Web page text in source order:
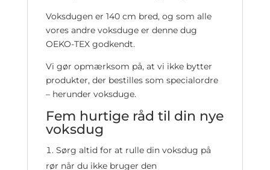
Voksdugen er 140 cm bred, og som alle
vores andre voksduge er denne dug
OEKO-TEX godkendt.
Vi gør opmærksom på, at vi ikke bytter
produkter, der bestilles som specialordre
– herunder voksduge.
Fem hurtige råd til din nye
voksdug
Sørg altid for at rulle din voksdug på
rør når du ikke bruger den